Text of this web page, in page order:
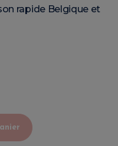
rapide Belgique et